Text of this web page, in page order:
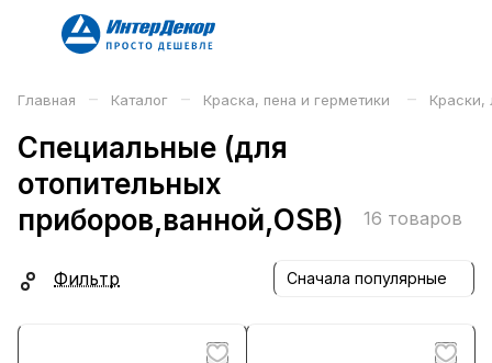
Главная – Каталог – Краска, пена и герметики – Краски,
Специальные (для
отопительных
приборов,ванной,OSB)
16 товаров
Фильтр Сначала популярные